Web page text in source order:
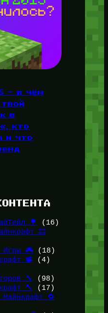
— в чём
в
кто
и что
🌳
(16)
🎞️
Игры 🎮(18)
📽️ (4)
🔧
(98)
🔨
(17)
Майнкрафт 🔁